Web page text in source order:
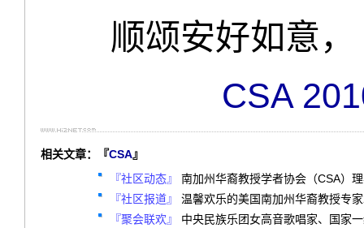
顺颂安好如意，
CSA
相关文章：『CSA』
『社区动态』
南加州华裔教授学者协会（CSA）
『社区报道』
温馨欢乐的美国南加州华裔教授专
『聚会联欢』
中央民族乐团女高音歌唱家、国家